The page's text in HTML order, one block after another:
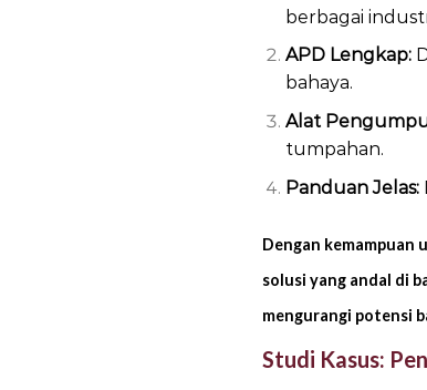
berbagai
APD Lengkap:
bahaya.
Alat
tumpahan.
Panduan Jelas:
Dengan kemampuan
solusi yang andal di
mengurangi potensi
Studi Kasus: